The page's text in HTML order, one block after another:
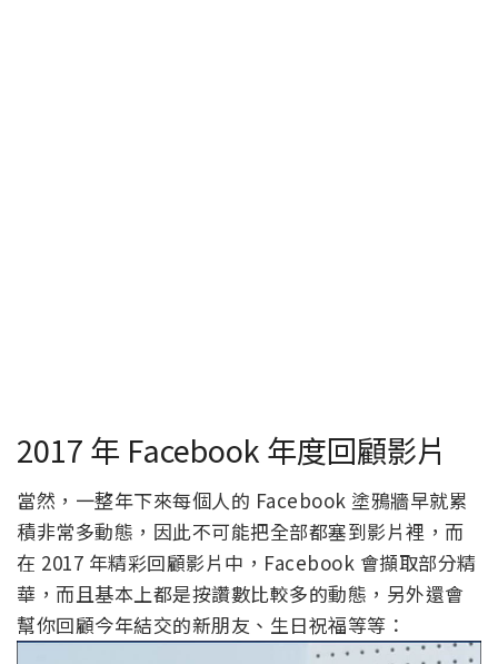
2017 年 Facebook 年度回顧影片
當然，一整年下來每個人的 Facebook 塗鴉牆早就累
積非常多動態，因此不可能把全部都塞到影片裡，而
在 2017 年精彩回顧影片中，Facebook 會擷取部分精
華，而且基本上都是按讚數比較多的動態，另外還會
幫你回顧今年結交的新朋友、生日祝福等等：